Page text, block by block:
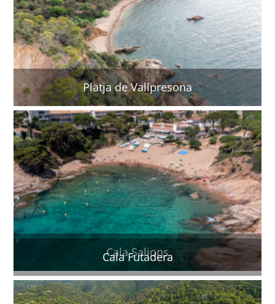
Platja de Vallpresona
Cala Salions
Cala Futadera